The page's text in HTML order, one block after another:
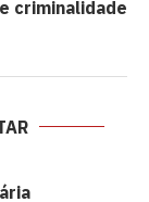
criminalidade